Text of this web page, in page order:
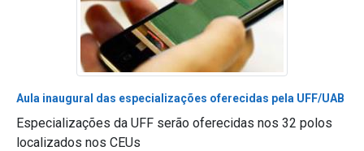
Aula inaugural das especializações oferecidas pela UFF/UAB
Especializações da UFF serão oferecidas nos 32 polos
localizados nos CEUs